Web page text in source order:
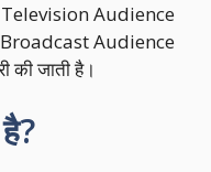
Television Audience
Audience
की जाती है।